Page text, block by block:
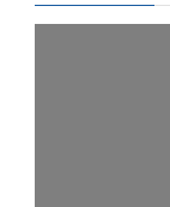
援疆心语｜